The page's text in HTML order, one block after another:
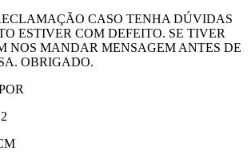
CASO TENHA DÚVIDAS
ESTIVER COM DEFEITO. SE TIVER
NOS MANDAR MENSAGEM ANTES DE
OBRIGADO.